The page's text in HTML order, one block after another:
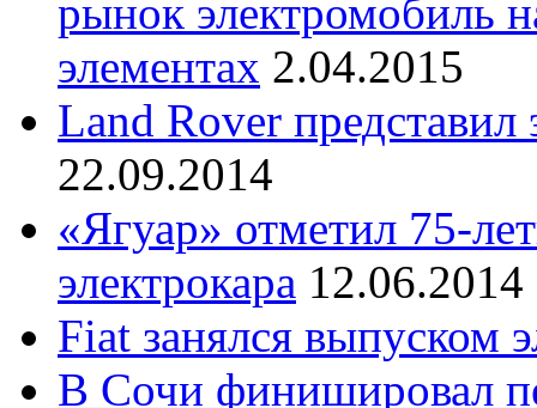
рынок электромобиль
элементах 2.04.2015
Land Rover
22.09.2014
«Ягуар» отметил 75-
электрокара 12.06.2014
Fiat занялся выпуском
В Сочи финишировал